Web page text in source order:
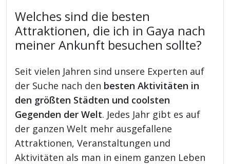
Welches sind die besten
Attraktionen, die ich in Gaya nach
meiner Ankunft besuchen sollte?
Seit vielen Jahren sind unsere Experten auf
der Suche nach den besten Aktivitäten in
den größten Städten und coolsten
Gegenden der Welt. Jedes Jahr gibt es auf
der ganzen Welt mehr ausgefallene
Attraktionen, Veranstaltungen und
Aktivitäten als man in einem ganzen Leben